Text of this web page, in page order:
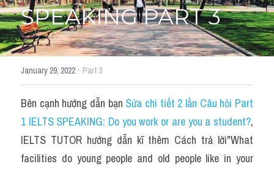
SPEAKING PART 3
January 29, 2022 · Part 3
Bên cạnh hướng dẫn bạn Sửa chi tiết 2 lần Câu hỏi Part
1 IELTS SPEAKING: Do you work or are you a student?,
IELTS TUTOR hướng dẫn kĩ thêm Cách trả lời"What
facilities do young people and old people like in your